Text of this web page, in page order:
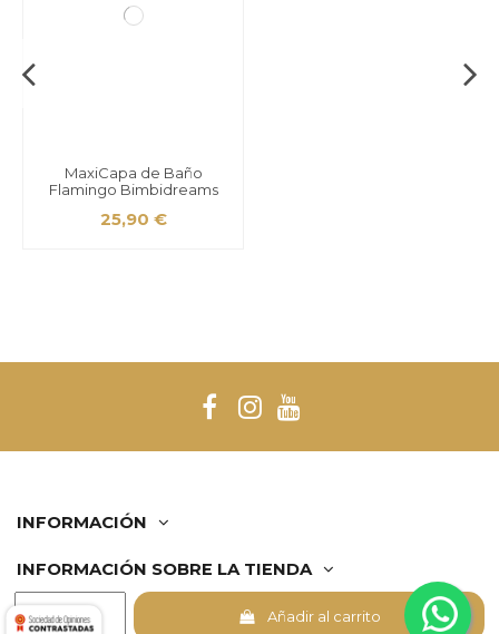
Añadir al carrito
MaxiCapa de Baño
Flamingo Bimbidreams
25,90 €
INFORMACIÓN
INFORMACIÓN SOBRE LA TIENDA
Comerciante aprobado por la Sociedad de Opiniones